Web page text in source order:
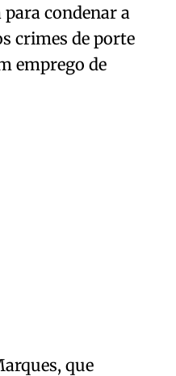
condenar a
crimes de porte
emprego de
que